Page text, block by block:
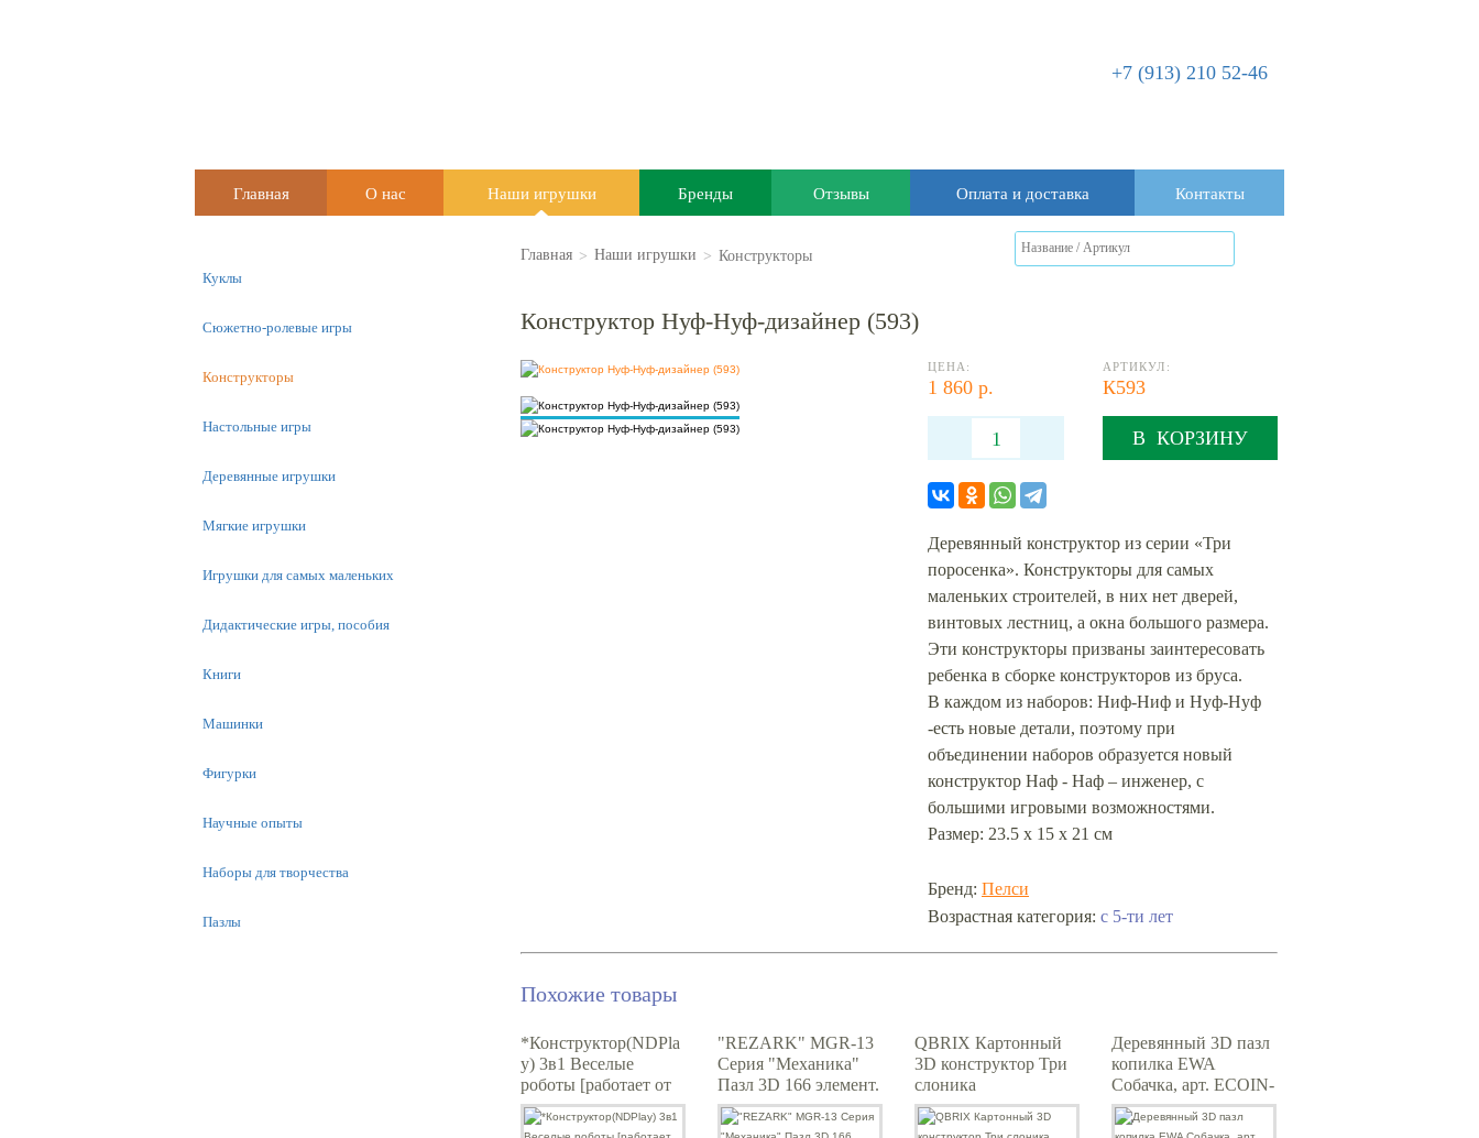
+7 (913) 210 52-46
Главная О нас Наши игрушки Бренды Отзывы Оплата и доставка Контакты
Главная > Наши игрушки > Конструкторы
Конструктор Нуф-Нуф-дизайнер (593)
ЦЕНА:
1 860 р.
АРТИКУЛ:
К593
В КОРЗИНУ
Деревянный конструктор из серии «Три
поросенка». Конструкторы для самых
маленьких строителей, в них нет дверей,
винтовых лестниц, а окна большого размера.
Эти конструкторы призваны заинтересовать
ребенка в сборке конструкторов из бруса.
В каждом из наборов: Ниф-Ниф и Нуф-Нуф
-есть новые детали, поэтому при
объединении наборов образуется новый
конструктор Наф - Наф – инженер, с
большими игровыми возможностями.
Размер: 23.5 х 15 х 21 см
Бренд: Пелси
Возрастная категория: с 5-ти лет
Похожие товары
*Конструктор(NDPla
y) 3в1 Веселые
роботы [работает от
батареек]
"REZARK" MGR-13
Серия "Механика"
Пазл 3D 166 элемент.
Механическая
лошадь
QBRIX Картонный
3D конструктор Три
слоника
Деревянный 3D пазл
копилка EWA
Собачка, арт. ECOIN-
DOG
Куклы
Сюжетно-ролевые игры
Конструкторы
Настольные игры
Деревянные игрушки
Мягкие игрушки
Игрушки для самых маленьких
Дидактические игры, пособия
Книги
Машинки
Фигурки
Научные опыты
Наборы для творчества
Пазлы